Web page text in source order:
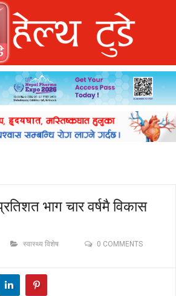
भाग चार वर्षमै विकास
स्वास्थ्य विशेष 0 COMMENTS